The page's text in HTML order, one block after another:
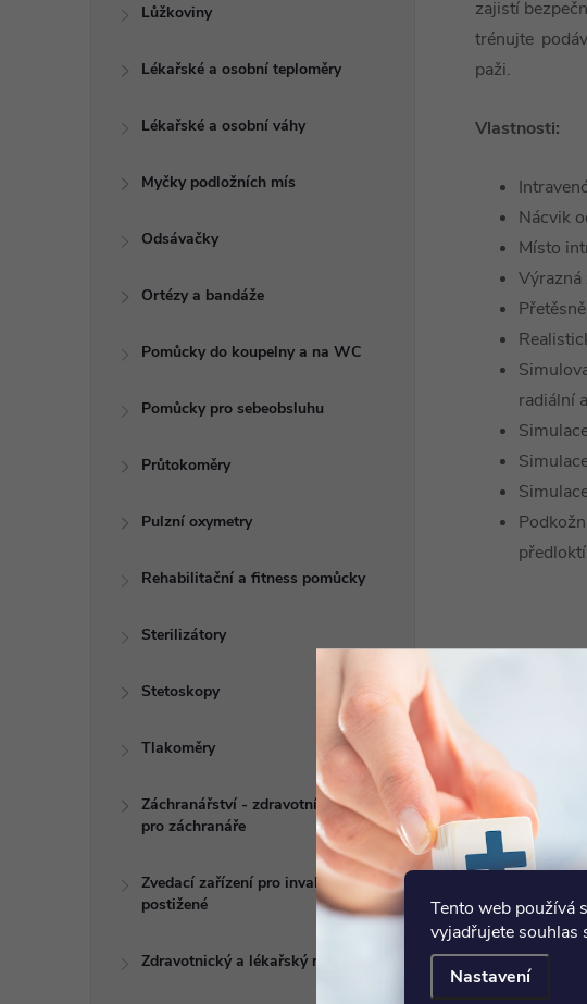
Tento web používá
vyjadřujete
Nastavení
Lůžkoviny
Lékařské a osobní teploměry
Lékařské a osobní váhy
Myčky podložních mís
Odsávačky
Ortézy a bandáže
Pomůcky do koupelny a na WC
Pomůcky pro sebeobsluhu
Průtokoměry
Pulzní oxymetry
Rehabilitační a fitness pomůcky
Sterilizátory
Stetoskopy
Tlakoměry
Záchranářství - zdravotní potřeby
pro záchranáře
Zvedací zařízení pro invalidy a
postižené
Zdravotnický a lékařský nábytek
zajistí
trénujte
paži.
Vlastnosti:
Nácvik
Místo
radiální